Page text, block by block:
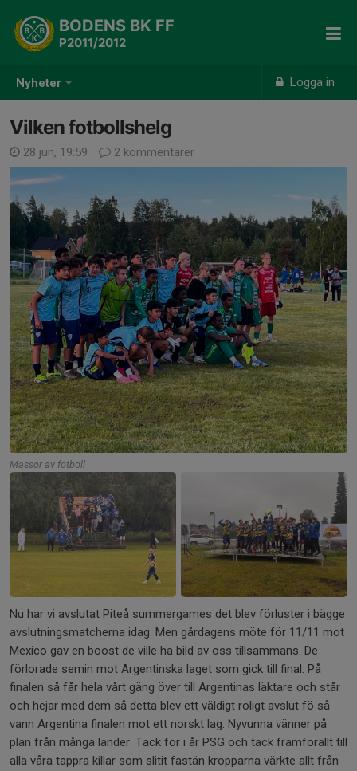
Nyheter Logga in
BODENS BK FF
P2011/2012
Vilken fotbollshelg
28 jun, 19:59 2 kommentarer
Massor av fotboll
+1
Nu har vi avslutat Piteå summergames det blev förluster i bägge
avslutningsmatcherna idag. Men gårdagens möte för 11/11 mot
Mexico gav en boost de ville ha bild av oss tillsammans. De
förlorade semin mot Argentinska laget som gick till final. På
finalen så får hela vårt gäng över till Argentinas läktare och står
och hejar med dem så detta blev ett väldigt roligt avslut fö så
vann Argentina finalen mot ett norskt lag. Nyvunna vänner på
plan från många länder. Tack för i år PSG och tack framförallt till
alla våra tappra killar som slitit fastän kropparna värkte allt från